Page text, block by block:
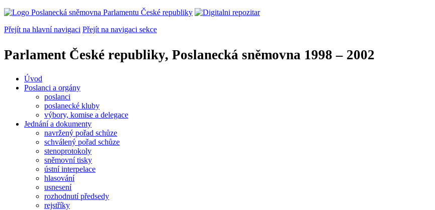
Přejít na hlavní navigaci Přejít na navigaci sekce
Parlament České republiky, Poslanecká sněmovna 1998 – 2002
Úvod
Poslanci a orgány
poslanci
poslanecké kluby
výbory, komise a delegace
Jednání a dokumenty
navržený pořad schůze
schválený pořad schůze
stenoprotokoly
sněmovní tisky
ústní interpelace
hlasování
usnesení
rozhodnutí předsedy
rejstříky